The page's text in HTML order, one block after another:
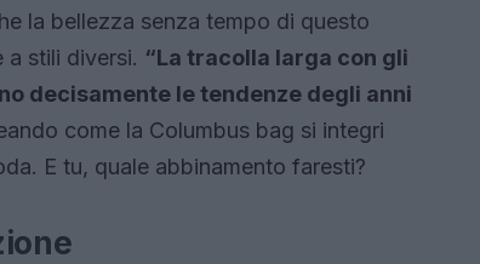
la bellezza senza tempo di questo
stili diversi. “La tracolla larga con gli
decisamente le tendenze degli anni
come la Columbus bag si integri
E tu, quale abbinamento faresti?